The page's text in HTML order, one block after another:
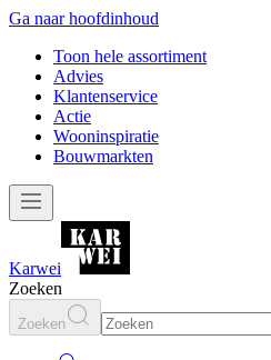
Ga naar hoofdinhoud
Toon hele assortiment
Advies
Klantenservice
Actie
Wooninspiratie
Bouwmarkten
Karwei
Zoeken
Zoeken